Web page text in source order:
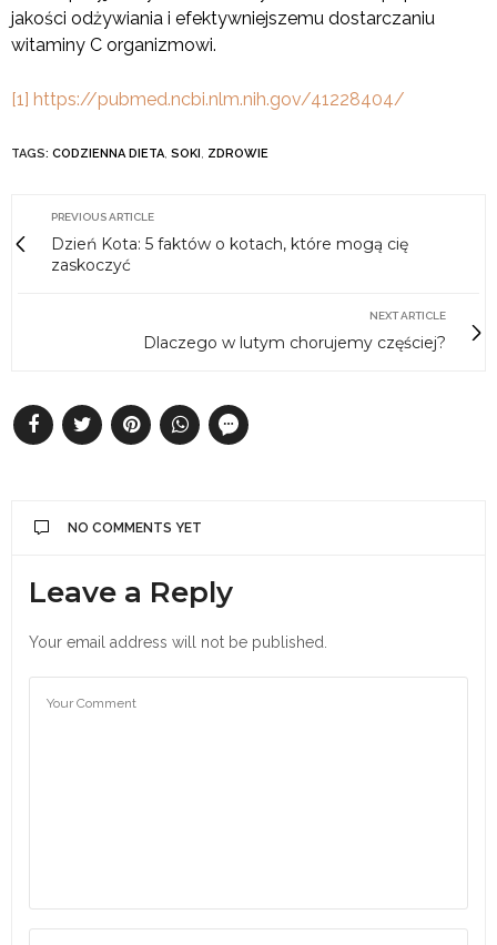
jakości odżywiania i efektywniejszemu dostarczaniu
witaminy C organizmowi.
[1] https://pubmed.ncbi.nlm.nih.gov/41228404/
TAGS: CODZIENNA DIETA, SOKI , ZDROWIE
PREVIOUS ARTICLE
Dzień Kota: 5 faktów o kotach, które mogą cię
zaskoczyć
NEXT ARTICLE
Dlaczego w lutym chorujemy częściej?
NO COMMENTS YET
Leave a Reply
Your email address will not be published.